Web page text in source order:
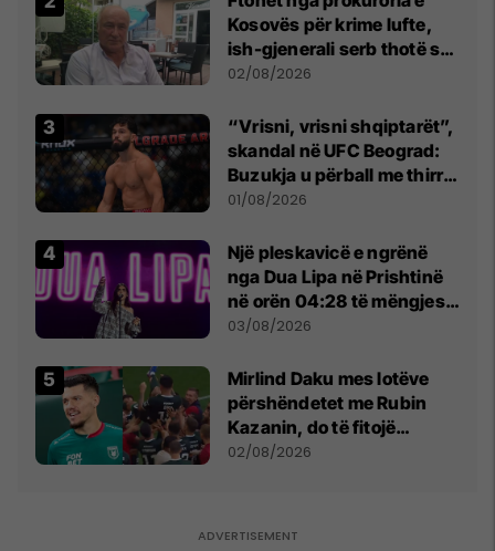
Kosovës për krime lufte,
ish-gjenerali serb thotë se
dikush e tradhtoi në
02/08/2026
“Vrisni, vrisni shqiptarët”,
skandal në UFC Beograd:
Buzukja u përball me thirrje
anti-shqiptare nga
01/08/2026
Një pleskavicë e ngrënë
nga Dua Lipa në Prishtinë
në orën 04:28 të mëngjesit
- dhe bota digjitale serbe
03/08/2026
Mirlind Daku mes lotëve
përshëndetet me Rubin
Kazanin, do të fitojë
miliona te Spartak Moska
02/08/2026